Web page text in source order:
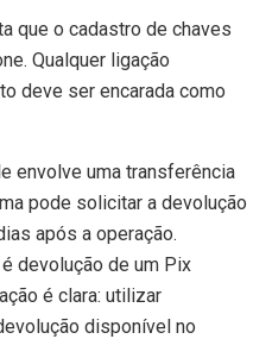
que o cadastro de chaves
Qualquer ligação
deve ser encarada como
envolve uma transferência
pode solicitar a devolução
após a operação.
devolução de um Pix
é clara: utilizar
disponível no